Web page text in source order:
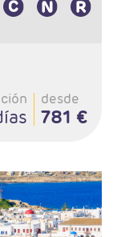
desde
781 €